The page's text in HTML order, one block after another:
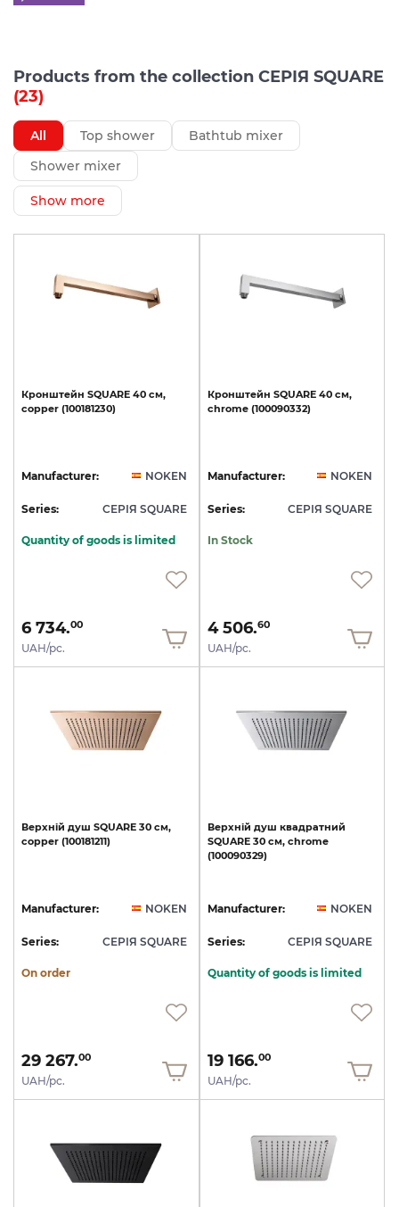
Products from the collection СЕРІЯ SQUARE
(23)
All Top shower
Bathtub mixer
Shower mixer
Show more
Кронштейн SQUARE 40 см,
copper (100181230)
Manufacturer: NOKEN
Series: СЕРІЯ SQUARE
Quantity of goods is limited
6 734.00
UAH/pc.
Кронштейн SQUARE 40 см,
chrome (100090332)
Manufacturer: NOKEN
Series: СЕРІЯ SQUARE
In Stock
4 506.60
UAH/pc.
Верхній душ SQUARE 30 см,
copper (100181211)
Manufacturer: NOKEN
Series: СЕРІЯ SQUARE
On order
29 267.00
UAH/pc.
Верхній душ квадратний
SQUARE 30 см, chrome
(100090329)
Manufacturer: NOKEN
Series: СЕРІЯ SQUARE
Quantity of goods is limited
19 166.00
UAH/pc.